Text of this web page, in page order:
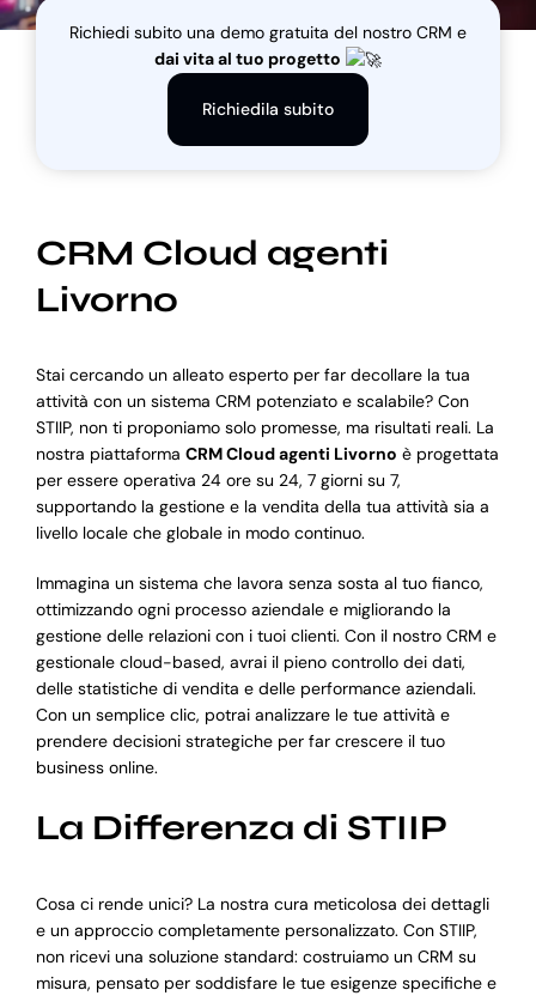
Richiedi subito una demo gratuita del nostro CRM e
dai vita al tuo progetto
Richiedila subito
CRM Cloud agenti
Livorno
Stai cercando un alleato esperto per far decollare la tua
attività con un sistema CRM potenziato e scalabile? Con
STIIP, non ti proponiamo solo promesse, ma risultati reali. La
nostra piattaforma CRM Cloud agenti Livorno è progettata
per essere operativa 24 ore su 24, 7 giorni su 7,
supportando la gestione e la vendita della tua attività sia a
livello locale che globale in modo continuo.
Immagina un sistema che lavora senza sosta al tuo fianco,
ottimizzando ogni processo aziendale e migliorando la
gestione delle relazioni con i tuoi clienti. Con il nostro CRM e
gestionale cloud-based, avrai il pieno controllo dei dati,
delle statistiche di vendita e delle performance aziendali.
Con un semplice clic, potrai analizzare le tue attività e
prendere decisioni strategiche per far crescere il tuo
business online.
La Differenza di STIIP
Cosa ci rende unici? La nostra cura meticolosa dei dettagli
e un approccio completamente personalizzato. Con STIIP,
non ricevi una soluzione standard: costruiamo un CRM su
misura, pensato per soddisfare le tue esigenze specifiche e